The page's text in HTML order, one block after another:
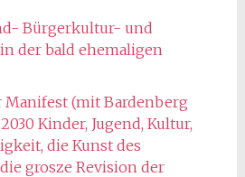
Bürgerkultur- und
der bald ehemaligen
Manifest (mit Bardenberg
Kinder, Jugend, Kultur,
die Kunst des
grosze Revision der